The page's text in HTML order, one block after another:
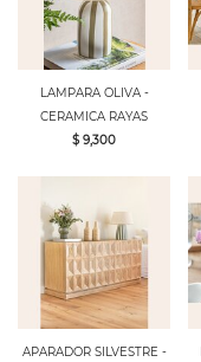
LAMPARA OLIVA -
CERAMICA RAYAS
$ 9,300
APARADOR SILVESTRE -